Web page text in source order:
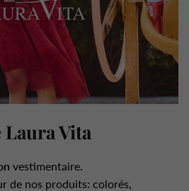
Laura Vita
vestimentaire.
de nos produits: colorés,